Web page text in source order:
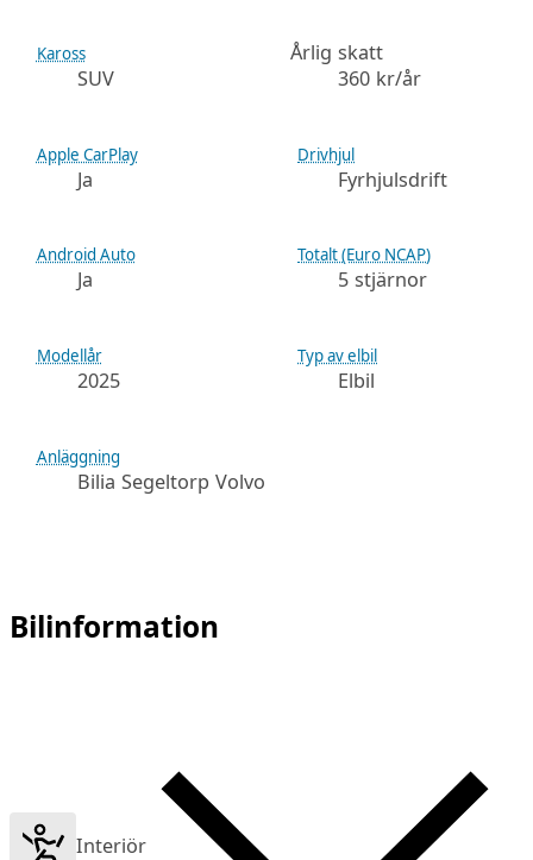
Kaross
SUV
Årlig skatt
360 kr/år
Apple CarPlay
Ja
Drivhjul
Fyrhjulsdrift
Android Auto
Ja
Totalt (Euro NCAP)
5 stjärnor
Modellår
2025
Typ av elbil
Elbil
Anläggning
Bilia Segeltorp Volvo
Bilinformation
Interiör